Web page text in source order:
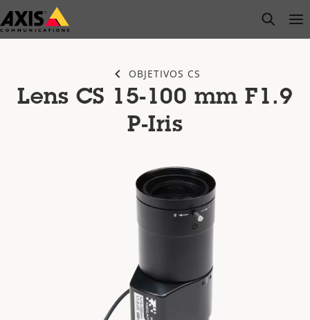
Saltar
al
open
OBJETIVOS CS
Lens CS 15-100 mm F1.9
P-Iris